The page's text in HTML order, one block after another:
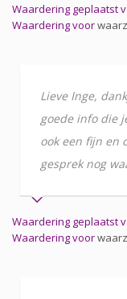
Waardering geplaatst
Waardering voor
Lieve Inge,
goede info die
ook een fijn en
gesprek nog
Waardering geplaatst
Waardering voor